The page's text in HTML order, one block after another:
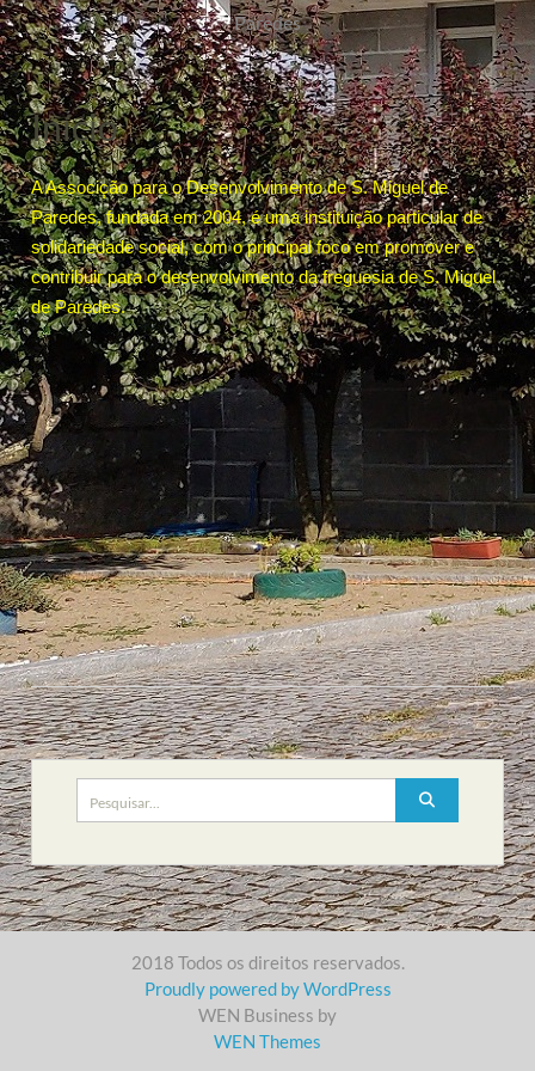
Paredes
Início
A Associção para o Desenvolvimento de S. Miguel de
Paredes, fundada em 2004, é uma instituição particular de
solidariedade social, com o principal foco em promover e
contribuir para o desenvolvimento da freguesia de S. Miguel
de Paredes.
for:
2018 Todos os direitos reservados.
Proudly powered by WordPress
WEN Business by
WEN Themes